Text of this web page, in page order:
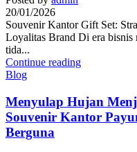
20/01/2026
Souvenir Kantor Gift Set:
Loyalitas Brand Di era bisnis
tida...
Continue reading
Blog
Menyulap Hujan
Souvenir Kantor
Berguna